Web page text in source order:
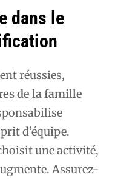
dans le
réussies,
de la famille
d’équipe.
une activité,
Assurez-